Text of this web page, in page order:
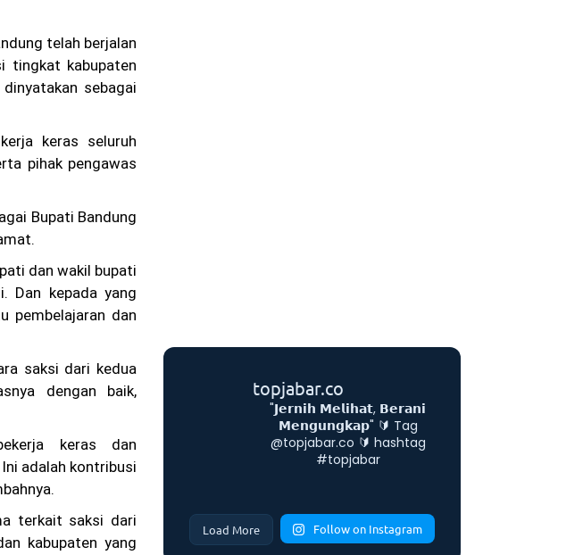
telah berjalan
tingkat kabupaten
sebagai
keras seluruh
pihak pengawas
Bupati Bandung
dan wakil bupati
Dan kepada yang
pembelajaran dan
saksi dari kedua
dengan baik,
keras dan
adalah kontribusi
terkait saksi dari
kabupaten yang
topjabar.co
"𝗝𝗲𝗿𝗻𝗶𝗵 𝗠𝗲𝗹𝗶𝗵𝗮𝘁, 𝗕𝗲𝗿𝗮𝗻𝗶
𝗠𝗲𝗻𝗴𝘂𝗻𝗴𝗸𝗮𝗽" 🔰 Tag
@topjabar.co 🔰 hashtag
#topjabar
Load More Follow on Instagram